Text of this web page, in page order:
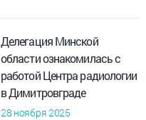
Делегация Минской
области ознакомилась с
работой Центра радиологии
в Димитровграде
28 ноября 2025